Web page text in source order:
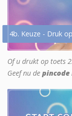
4b. Keuze - Druk
Of u drukt op toets 2.
Geef nu de pincode